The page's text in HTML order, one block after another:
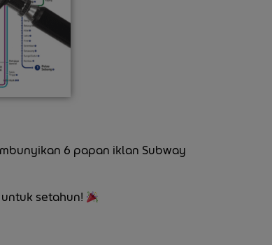
6 papan iklan Subway
setahun!